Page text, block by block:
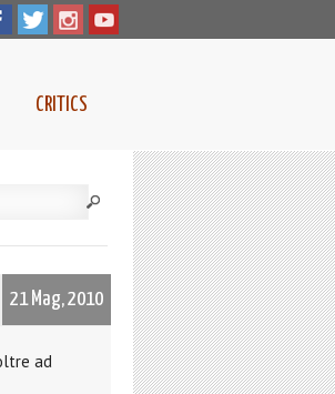
CRITICS
21 Mag, 2010
ad